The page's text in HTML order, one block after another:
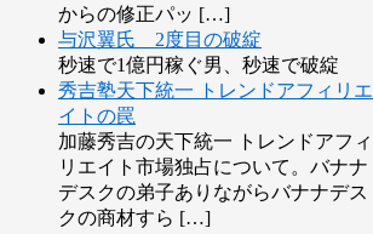
からの修正パッ […]
与沢翼氏 2度目の破綻
秒速で1億円稼ぐ男、秒速で破綻
秀吉塾天下統一 トレンドアフィリエ
イトの罠
加藤秀吉の天下統一 トレンドアフィ
リエイト市場独占について。バナナ
デスクの弟子ありながらバナナデス
クの商材すら […]